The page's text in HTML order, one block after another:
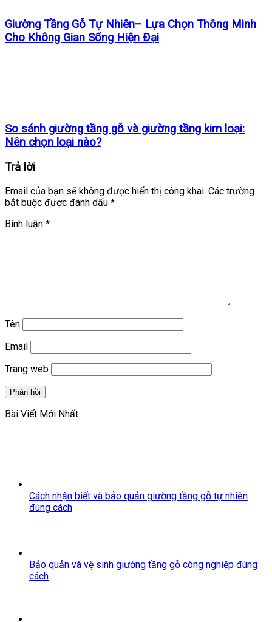
Giường Tầng Gỗ Tự Nhiên– Lựa Chọn Thông Minh
Cho Không Gian Sống Hiện Đại
So sánh giường tầng gỗ và giường tầng kim loại:
Nên chọn loại nào?
Trả lời
Email của bạn sẽ không được hiển thị công khai. Các trường
bắt buộc được đánh dấu *
Bình luận *
Tên
Email
Trang web
Bài Viết Mới Nhất
Cách nhận biết và bảo quản giường tầng gỗ tự nhiên
đúng cách
Bảo quản và vệ sinh giường tầng gỗ công nghiệp đúng
cách